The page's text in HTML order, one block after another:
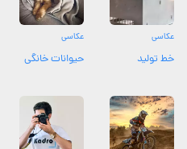
عکاسی
خط تولید
عکاسی
حیوانات خانگی